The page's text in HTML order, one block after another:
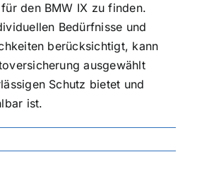
den BMW IX zu finden.
Bedürfnisse und
berücksichtigt, kann
ausgewählt
Schutz bietet und
ist.